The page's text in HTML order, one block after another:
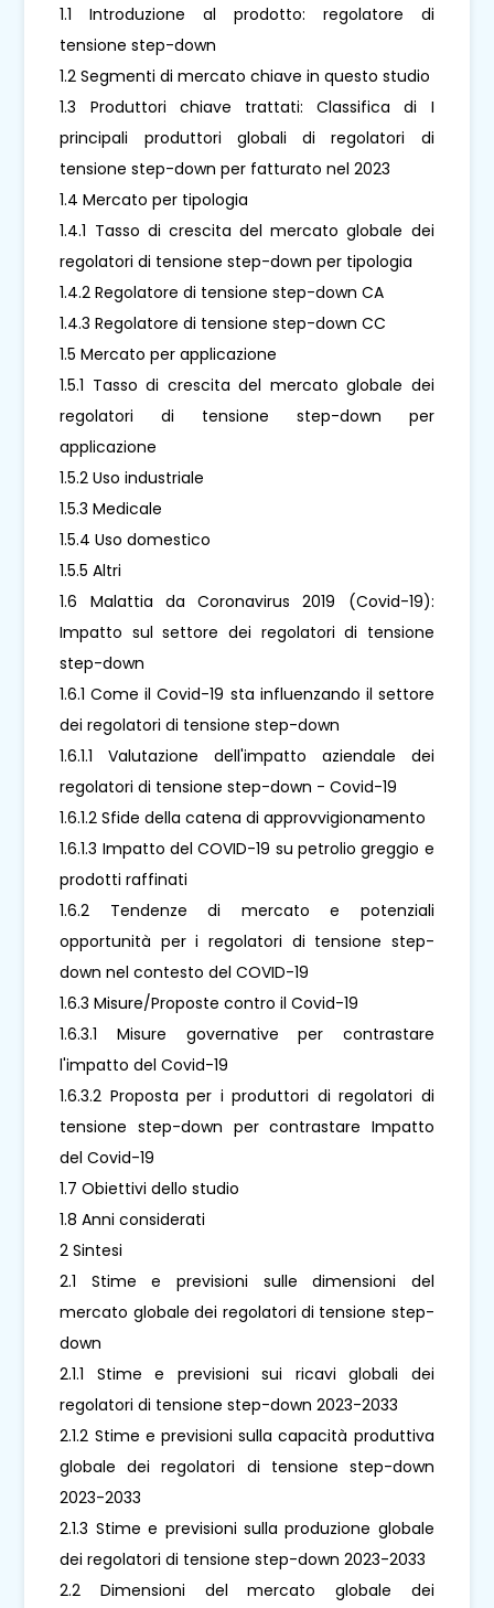
1.1 Introduzione al prodotto: regolatore di
tensione step-down
1.2 Segmenti di mercato chiave in questo studio
1.3 Produttori chiave trattati: Classifica di I
principali produttori globali di regolatori di
tensione step-down per fatturato nel 2023
1.4 Mercato per tipologia
1.4.1 Tasso di crescita del mercato globale dei
regolatori di tensione step-down per tipologia
1.4.2 Regolatore di tensione step-down CA
1.4.3 Regolatore di tensione step-down CC
1.5 Mercato per applicazione
1.5.1 Tasso di crescita del mercato globale dei
regolatori di tensione step-down per
applicazione
1.5.2 Uso industriale
1.5.3 Medicale
1.5.4 Uso domestico
1.5.5 Altri
1.6 Malattia da Coronavirus 2019 (Covid-19):
Impatto sul settore dei regolatori di tensione
step-down
1.6.1 Come il Covid-19 sta influenzando il settore
dei regolatori di tensione step-down
1.6.1.1 Valutazione dell'impatto aziendale dei
regolatori di tensione step-down - Covid-19
1.6.1.2 Sfide della catena di approvvigionamento
1.6.1.3 Impatto del COVID-19 su petrolio greggio e
prodotti raffinati
1.6.2 Tendenze di mercato e potenziali
opportunità per i regolatori di tensione step-
down nel contesto del COVID-19
1.6.3 Misure/Proposte contro il Covid-19
1.6.3.1 Misure governative per contrastare
l'impatto del Covid-19
1.6.3.2 Proposta per i produttori di regolatori di
tensione step-down per contrastare Impatto
del Covid-19
1.7 Obiettivi dello studio
1.8 Anni considerati
2 Sintesi
2.1 Stime e previsioni sulle dimensioni del
mercato globale dei regolatori di tensione step-
down
2.1.1 Stime e previsioni sui ricavi globali dei
regolatori di tensione step-down 2023-2033
2.1.2 Stime e previsioni sulla capacità produttiva
globale dei regolatori di tensione step-down
2023-2033
2.1.3 Stime e previsioni sulla produzione globale
dei regolatori di tensione step-down 2023-2033
2.2 Dimensioni del mercato globale dei